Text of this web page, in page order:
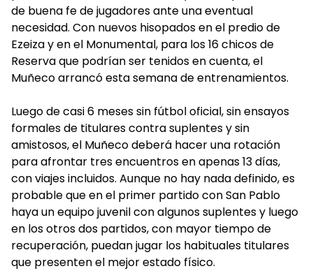
de buena fe de jugadores ante una eventual
necesidad. Con nuevos hisopados en el predio de
Ezeiza y en el Monumental, para los 16 chicos de
Reserva que podrían ser tenidos en cuenta, el
Muñeco arrancó esta semana de entrenamientos.
Luego de casi 6 meses sin fútbol oficial, sin ensayos
formales de titulares contra suplentes y sin
amistosos, el Muñeco deberá hacer una rotación
para afrontar tres encuentros en apenas 13 días,
con viajes incluidos. Aunque no hay nada definido, es
probable que en el primer partido con San Pablo
haya un equipo juvenil con algunos suplentes y luego
en los otros dos partidos, con mayor tiempo de
recuperación, puedan jugar los habituales titulares
que presenten el mejor estado físico.